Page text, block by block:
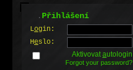
.Přihlášení
Login:
Heslo:
Aktivovatautologin
Forgot your password?